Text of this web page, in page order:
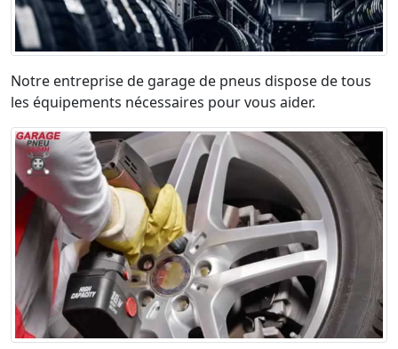
Notre entreprise de garage de pneus dispose de tous
les équipements nécessaires pour vous aider.